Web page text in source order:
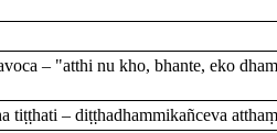
– "atthi nu kho, bhante, eko
tiṭṭhati – diṭṭhadhammikañceva